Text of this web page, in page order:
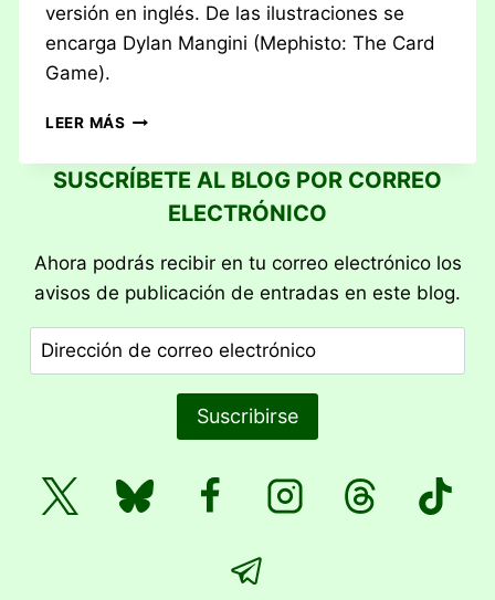
versión en inglés. De las ilustraciones se
encarga Dylan Mangini (Mephisto: The Card
Game).
LEER MÁS RESEÑA:
DE
PUNTOS
SUSCRÍBETE AL BLOG POR CORREO
ELECTRÓNICO
Ahora podrás recibir en tu correo electrónico los
avisos de publicación de entradas en este blog.
Dirección
de
Suscribirse